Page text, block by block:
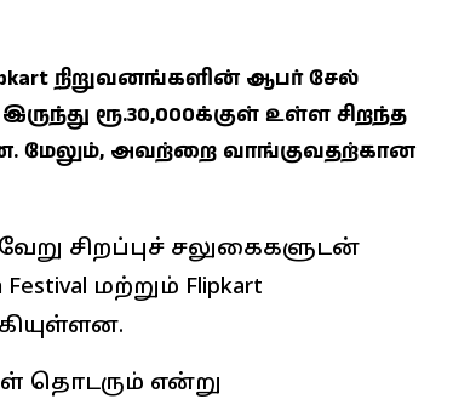
Flipkart நிறுவனங்களின் ஆபர் சேல்
ரூ.30,000க்குள் உள்ள சிறந்த
மேலும், அவற்றை வாங்குவதற்கான
சிறப்புச் சலுகைகளுடன்
மற்றும் Flipkart
தொடரும் என்று